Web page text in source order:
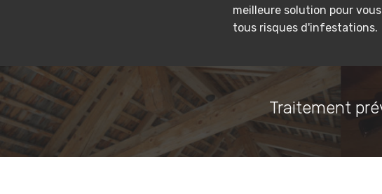
meilleure solution pour
tous risques d'infestations.
Traitement